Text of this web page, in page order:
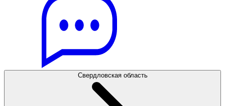
Свердловская область